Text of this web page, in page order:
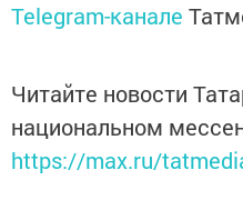
Telegram-канале
Читайте новости
национальном
https://max.ru/